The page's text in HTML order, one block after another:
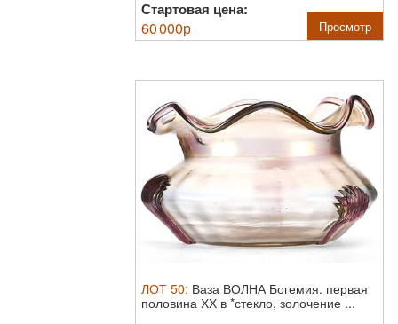
Стартовая цена:
60 000р Просмотр
ЛОТ 50: Ваза ВОЛНА Богемия. первая
половина ХХ в *стекло, золочение ...